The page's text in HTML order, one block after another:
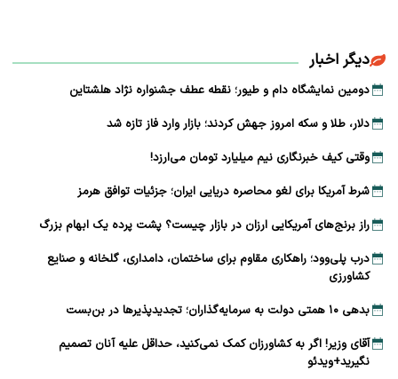
دیگر اخبار
دومین نمایشگاه دام و طیور؛ نقطه عطف جشنواره نژاد هلشتاین
دلار، طلا و سکه امروز جهش کردند؛ بازار وارد فاز تازه شد
وقتی کیف خبرنگاری نیم میلیارد تومان می‌ارزد!
شرط آمریکا برای لغو محاصره دریایی ایران؛ جزئیات توافق هرمز
راز برنج‌های آمریکایی ارزان در بازار چیست؟ پشت پرده یک ابهام بزرگ
درب پلی‌وود؛ راهکاری مقاوم برای ساختمان، دامداری، گلخانه و صنایع
کشاورزی
بدهی ۱۰ همتی دولت به سرمایه‌گذاران؛ تجدیدپذیرها در بن‌بست
آقای وزیر! اگر به کشاورزان کمک نمی‌کنید، حداقل علیه آنان تصمیم
نگیرید+ویدئو